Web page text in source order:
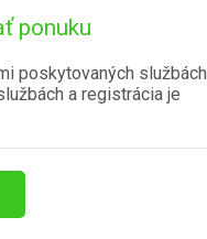
ponuku
poskytovaných službách
a registrácia je